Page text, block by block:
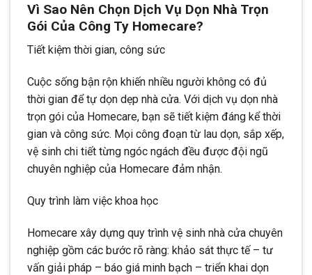
Vì Sao Nên Chọn Dịch Vụ Dọn Nhà Trọn
Gói Của Công Ty Homecare?
Tiết kiệm thời gian, công sức
Cuộc sống bận rộn khiến nhiều người không có đủ
thời gian để tự dọn dẹp nhà cửa. Với dịch vụ dọn nhà
trọn gói của Homecare, bạn sẽ tiết kiệm đáng kể thời
gian và công sức. Mọi công đoạn từ lau dọn, sắp xếp,
vệ sinh chi tiết từng ngóc ngách đều được đội ngũ
chuyên nghiệp của Homecare đảm nhận.
Quy trình làm việc khoa học
Homecare xây dựng quy trình vệ sinh nhà cửa chuyên
nghiệp gồm các bước rõ ràng: khảo sát thực tế – tư
vấn giải pháp – báo giá minh bạch – triển khai dọn